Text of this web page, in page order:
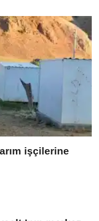
işçilerine